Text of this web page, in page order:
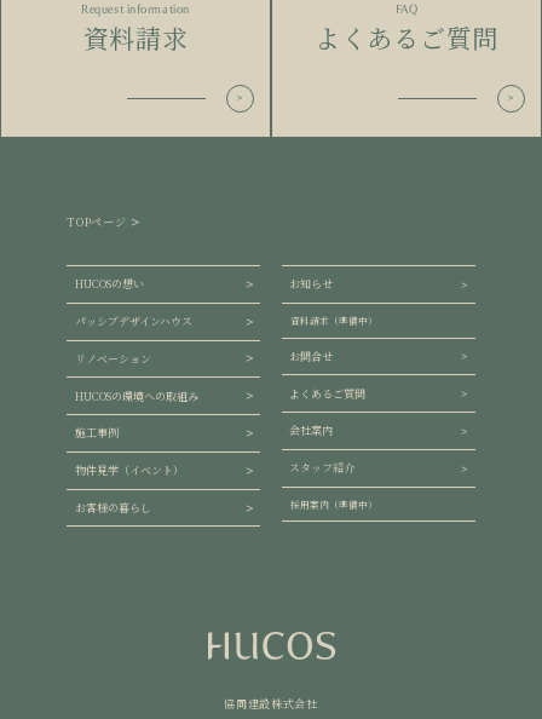
Request information
資料請求
FAQ
よくあるご質問
協同建設株式会社
TOPページ
HUCOSの想い
パッシブデザインハウス
リノベーション
HUCOSの環境への取組み
施工事例
物件見学（イベント）
お客様の暮らし
お知らせ
資料請求（準備中）
お問合せ
よくあるご質問
会社案内
スタッフ紹介
採用案内（準備中）